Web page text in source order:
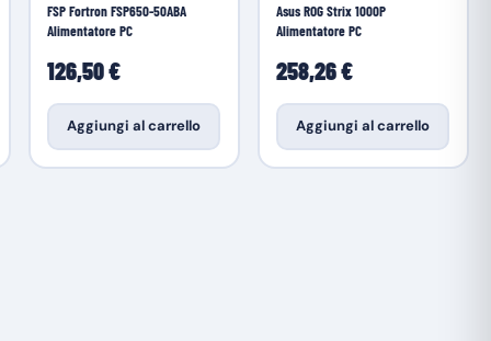
FSP Fortron FSP650-50ABA
Alimentatore PC
126,50 €
Aggiungi al carrello
Asus ROG Strix 1000P
Alimentatore PC
258,26 €
Aggiungi al carrello